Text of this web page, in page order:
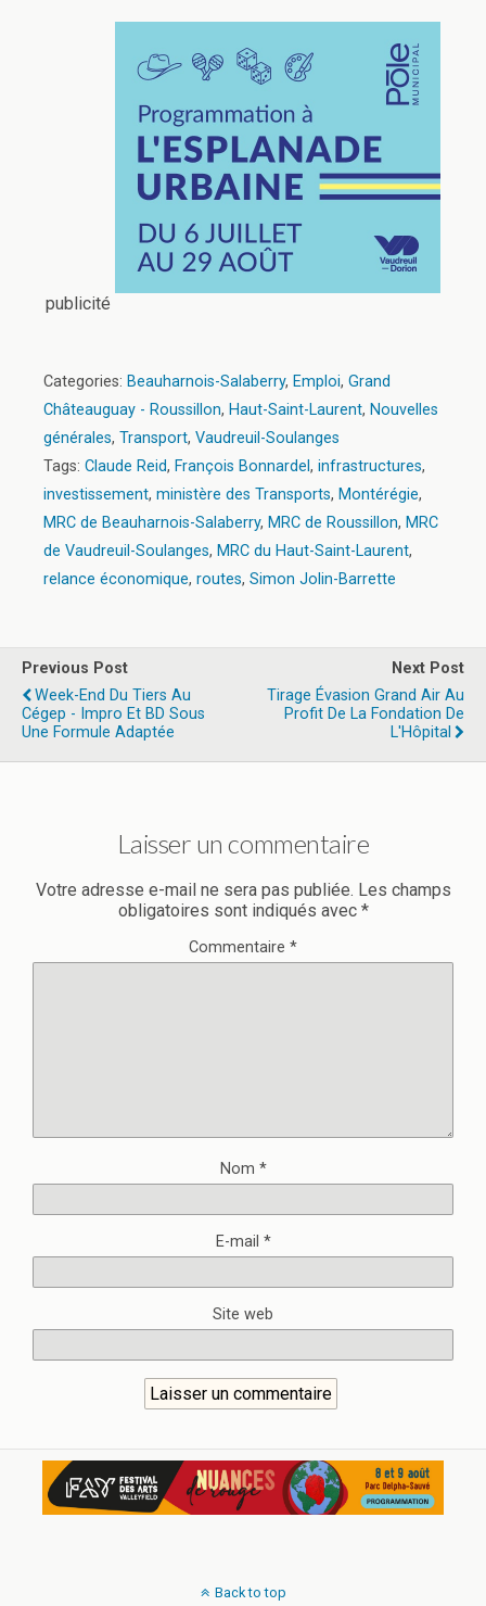
publicité
Categories: Beauharnois-Salaberry, Emploi, Grand
Châteauguay - Roussillon, Haut-Saint-Laurent, Nouvelles
générales, Transport, Vaudreuil-Soulanges
Tags: Claude Reid, François Bonnardel , infrastructures,
investissement, ministère des Transports, Montérégie,
MRC de Beauharnois-Salaberry, MRC de Roussillon, MRC
de Vaudreuil-Soulanges, MRC du Haut-Saint-Laurent,
relance économique, routes, Simon Jolin-Barrette
Previous Post
Week-End Du Tiers Au
Cégep - Impro Et BD Sous
Une Formule Adaptée
Next Post
Tirage Évasion Grand Air Au
Profit De La Fondation De
L'Hôpital
Laisser un commentaire
Votre adresse e-mail ne sera pas publiée. Les champs
obligatoires sont indiqués avec *
Commentaire *
Nom *
E-mail *
Site web
Back to top